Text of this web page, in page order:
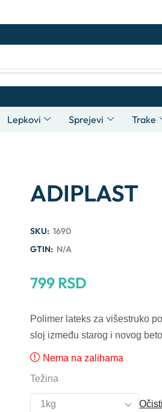
Lepkovi Sprejevi Trake
ADIPLAST
SKU: 1690
GTIN: N/A
799RSD
Polimer lateks za višestruko
sloj između starog i novog
Nema na zalihama
Težina
Očisti